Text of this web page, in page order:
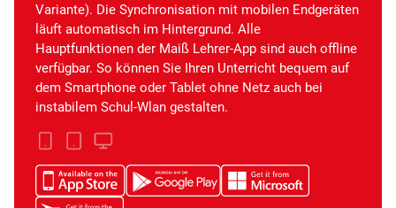
Variante). Die Synchronisation mit mobilen Endgeräten
läuft automatisch im Hintergrund. Alle
Hauptfunktionen der Maiß Lehrer-App sind auch offline
verfügbar. So können Sie Ihren Unterricht bequem auf
dem Smartphone oder Tablet ohne Netz auch bei
instabilem Schul-Wlan gestalten.